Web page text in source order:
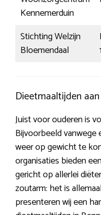
Kennemerduin
Stichting Welzijn
Bloemendaal
Dieetmaaltijden
Juist voor ouderen is
Bijvoorbeeld vanwege
weer op gewicht te
organisaties bieden
gericht op allerlei
zoutarm: het is
presenteren wij een